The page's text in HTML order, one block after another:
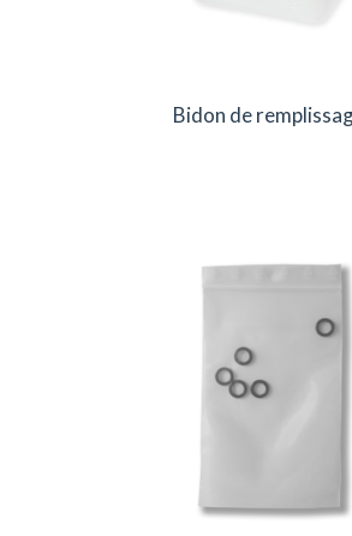
Bidon de